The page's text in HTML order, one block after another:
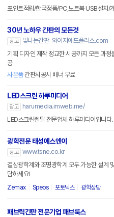
포인트적립/한국정품/PC,노트북 USB설치/
30년 노하우 간판의 모든것
광고
빛나는간판-와이지애드플러스.com
기획 디자인 제작 정교한 시공까지 모든 과
공
사은품간판시공시 배너 무료
LED스크린 하루미디어
광고
harumedia.imweb.me/
LED스크린렌탈 전문업체 하루미디어입니다.
광학전문 태성에스엔이
광고 www.tsne.co.kr
결상광학계와 조명광학계 모두 가능한 설계
담하세요!
Zemax Speos 포토닉스 광학상담
패브릭간판 전문기업 패브룩스